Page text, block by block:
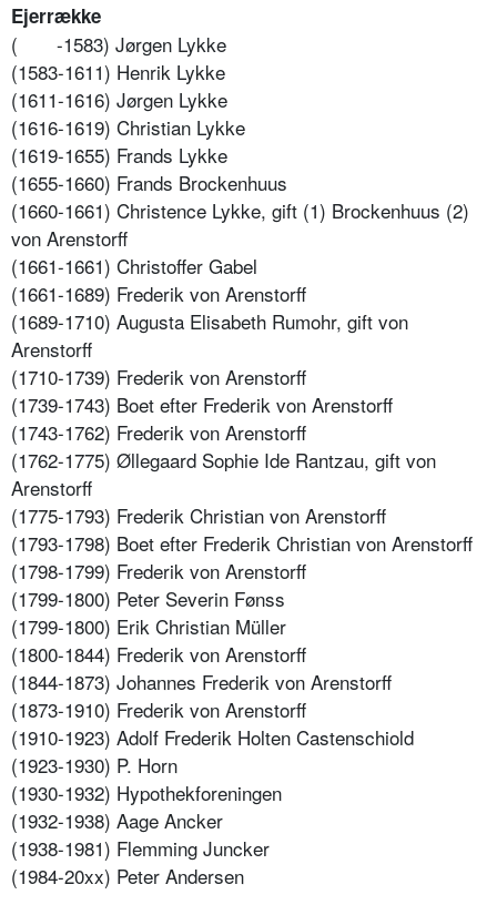
Ejerrække
(
-1583) Jørgen Lykke
(1583-1611) Henrik Lykke
(1611-1616) Jørgen Lykke
(1616-1619) Christian Lykke
(1619-1655) Frands Lykke
(1655-1660) Frands Brockenhuus
(1660-1661) Christence Lykke, gift (1) Brockenhuus (2)
von Arenstorff
(1661-1661) Christoffer Gabel
(1661-1689) Frederik von Arenstorff
(1689-1710) Augusta Elisabeth Rumohr, gift von
Arenstorff
(1710-1739) Frederik von Arenstorff
(1739-1743) Boet efter Frederik von Arenstorff
(1743-1762) Frederik von Arenstorff
(1762-1775) Øllegaard Sophie Ide Rantzau, gift von
Arenstorff
(1775-1793) Frederik Christian von Arenstorff
(1793-1798) Boet efter Frederik Christian von Arenstorff
(1798-1799) Frederik von Arenstorff
(1799-1800) Peter Severin Fønss
(1799-1800) Erik Christian Müller
(1800-1844) Frederik von Arenstorff
(1844-1873) Johannes Frederik von Arenstorff
(1873-1910) Frederik von Arenstorff
(1910-1923) Adolf Frederik Holten Castenschiold
(1923-1930) P. Horn
(1930-1932) Hypothekforeningen
(1932-1938) Aage Ancker
(1938-1981) Flemming Juncker
(1984-20xx) Peter Andersen